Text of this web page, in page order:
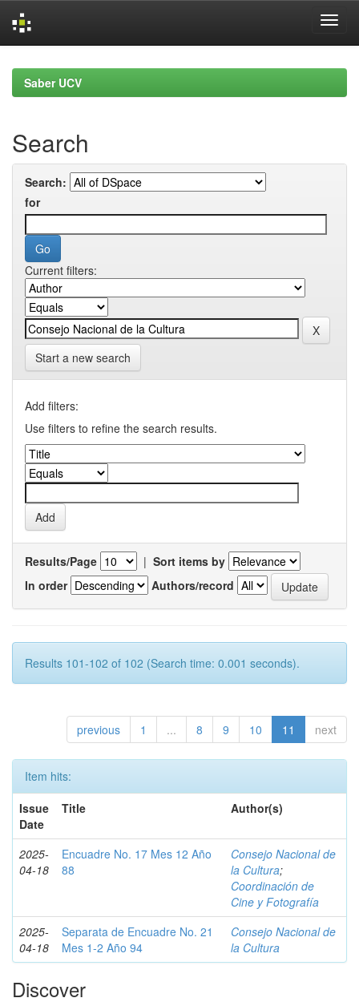
navigationSaber UCV
Search
Search:
for
Current filters:
Start a new search
Add filters:
Use filters to refine the search results.
Results/Page | Sort items by
In order
Authors/record
Results 101-102 of 102 (Search time: 0.001 seconds).
previous 1 ... 8 9 10 11 next
Item hits:
Issue
Date
Title Author(s)
2025-
04-18
Encuadre No. 17 Mes 12 Año
88
Consejo Nacional de
la Cultura;
Coordinación de
Cine y Fotografía
2025-
04-18
Separata de Encuadre No. 21
Mes 1-2 Año 94
Consejo Nacional de
la Cultura
Discover